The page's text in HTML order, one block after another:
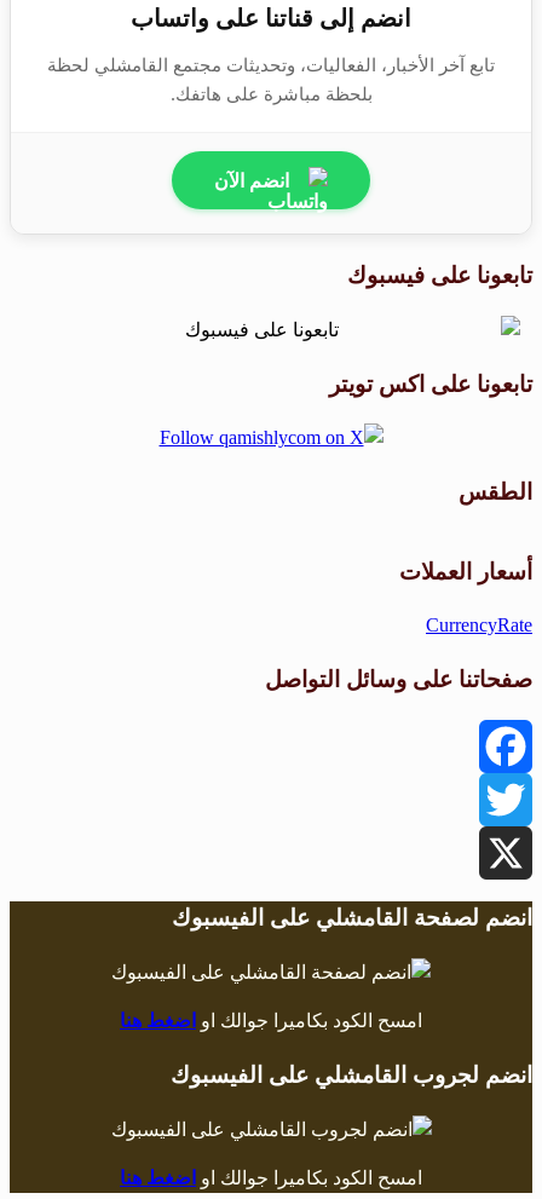
انضم إلى قناتنا على واتساب
تابع آخر الأخبار، الفعاليات، وتحديثات مجتمع القامشلي لحظة
بلحظة مباشرة على هاتفك.
انضم الآن
تابعونا على فيسبوك
تابعونا على اكس تويتر
الطقس
أسعار العملات
CurrencyRate
صفحاتنا على وسائل التواصل
Facebook
Twitter
X
انضم لصفحة القامشلي على الفيسبوك
امسح الكود بكاميرا جوالك او اضغط هنا
انضم لجروب القامشلي على الفيسبوك
امسح الكود بكاميرا جوالك او اضغط هنا